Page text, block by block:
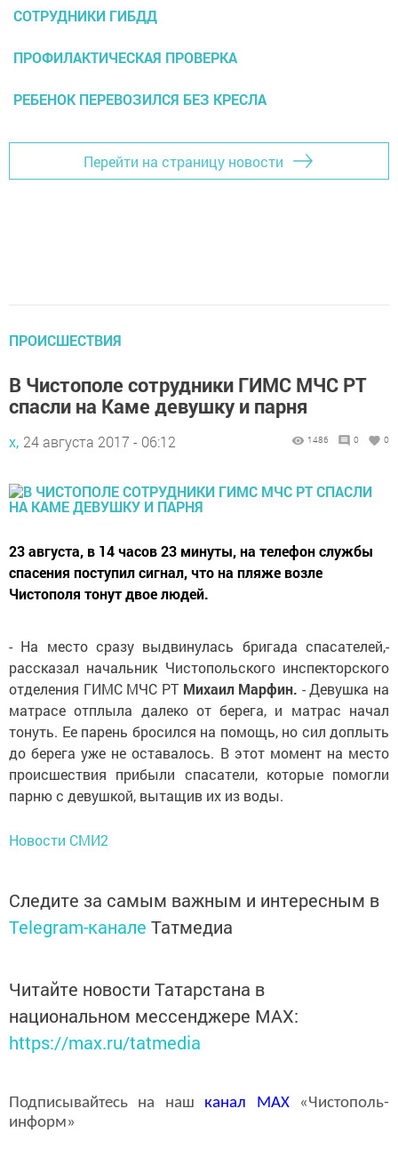
СОТРУДНИКИ ГИБДД
ПРОФИЛАКТИЧЕСКАЯ ПРОВЕРКА
РЕБЕНОК ПЕРЕВОЗИЛСЯ БЕЗ КРЕСЛА
Перейти на страницу новости
ПРОИСШЕСТВИЯ
В Чистополе сотрудники ГИМС МЧС РТ
спасли на Каме девушку и парня
х, 24 августа 2017 - 06:12 1486 0 0
23 августа, в 14 часов 23 минуты, на телефон службы
спасения поступил сигнал, что на пляже возле
Чистополя тонут двое людей.
- На место сразу выдвинулась бригада спасателей,-
рассказал начальник Чистопольского инспекторского
отделения ГИМС МЧС РТ Михаил Марфин. - Девушка на
матрасе отплыла далеко от берега, и матрас начал
тонуть. Ее парень бросился на помощь, но сил доплыть
до берега уже не оставалось. В этот момент на место
происшествия прибыли спасатели, которые помогли
парню с девушкой, вытащив их из воды.
Новости СМИ2
Следите за самым важным и интересным в
Telegram-канале Татмедиа
Читайте новости Татарстана в
национальном мессенджере MАХ:
https://max.ru/tatmedia
Подписывайтесь на наш канал MAX«Чистополь-
информ»